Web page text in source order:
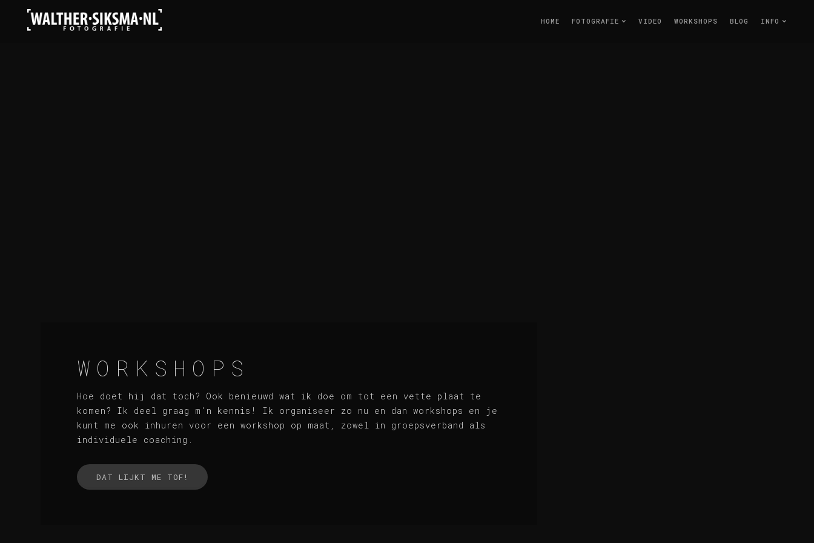
HOME FOTOGRAFIE VIDEO WORKSHOPS BLOG INFO
WORKSHOPS
Hoe doet hij dat toch? Ook benieuwd wat ik doe om tot een vette plaat te
komen? Ik deel graag m'n kennis! Ik organiseer zo nu en dan workshops en je
kunt me ook inhuren voor een workshop op maat, zowel in groepsverband als
individuele coaching.
DAT LIJKT ME TOF!